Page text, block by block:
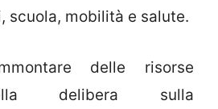
scuola, mobilità e salute.
delle risorse
delibera sulla